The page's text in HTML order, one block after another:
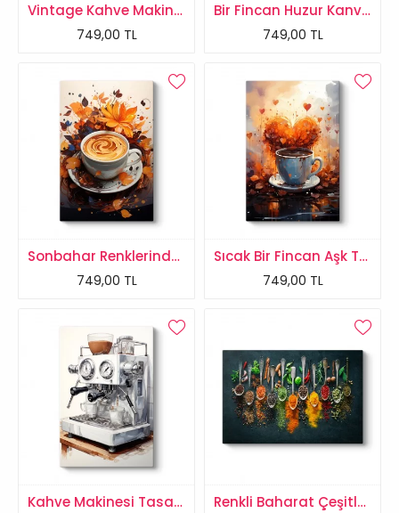
Vintage Kahve Makinası Tablosu
749,00 TL
Bir Fincan Huzur Kanvas Tablo
749,00 TL
Sonbahar Renklerinde Kahve Tablosu
749,00 TL
Sıcak Bir Fincan Aşk Tablosu
749,00 TL
Kahve Makinesi Tasarımlı Kanvas Tablo Renkli Baharat Çeşitleri Kanvas Tablo